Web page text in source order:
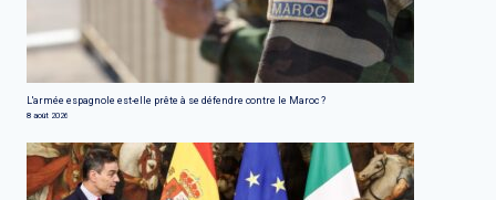
L'armée espagnole est-elle prête à se défendre contre le Maroc ?
8 août 2026